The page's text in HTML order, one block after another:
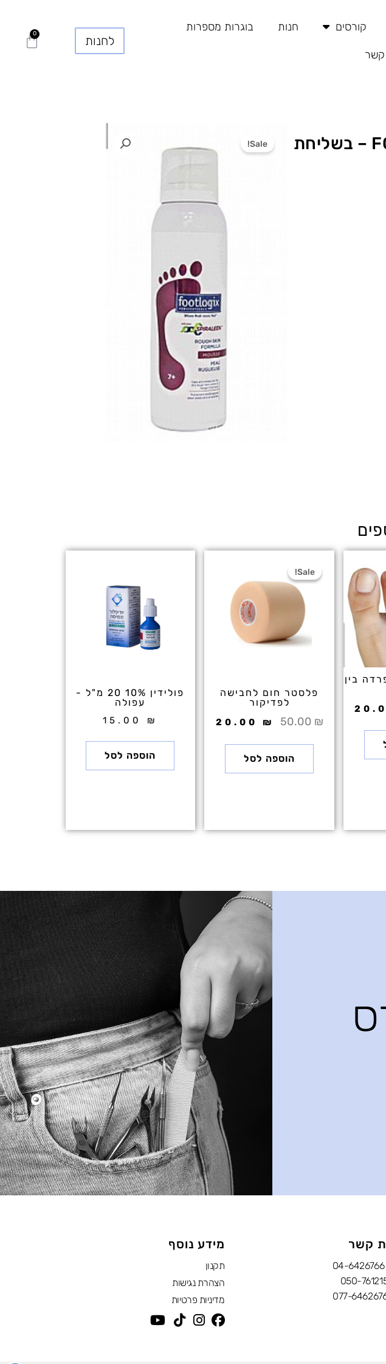
קורסים חנות בוגרות מספרות
קשר
לחנות
0
עגלת
פורמולה לעור קשה 125 #7+ מ"ל FOOTLOGIX – בשליחת
Sale!
בין
הנוכחי
הוא:
20.00 ₪.
Sale!
Sale!
פלסטר חום לחבישה
לפדיקור
50.00 ₪
היה:
50.00 ₪.
20.00 ₪
הוספה לסל
פולידין 10% 20 מ"ל -
עפולה
15.00 ₪
הוספה לסל
קשר
04-6426766
050-
מידע נוסף
תקנון
הצהרת נגישות
מדיניות פרטיות